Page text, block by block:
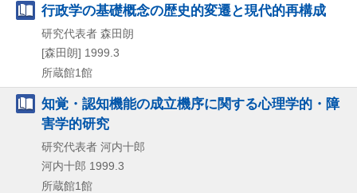
行政学の基礎概念の歴史的変遷と現代的再構成
研究代表者 森田朗
[森田朗] 1999.3
所蔵館1館
知覚・認知機能の成立機序に関する心理学的・障
害学的研究
研究代表者 河内十郎
河内十郎 1999.3
所蔵館1館